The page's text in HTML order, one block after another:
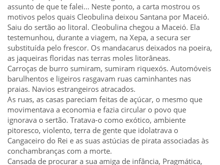
assunto de que te falei... Neste ponto, a carta mostrou os
motivos pelos quais Cleobulina deixou Santana por Maceió.
Saiu do sertão ao litoral. Cleobulina chegou a Maceió. Ela
testemunhou, durante a viagem, na Xepa, a secura ser
substituída pelo frescor. Os mandacarus deixados na poeira,
as jaqueiras floridas nas terras moles litorâneas.
Carroças de burro sumiram, sumiram riquexós. Automóveis
barulhentos e ligeiros rasgavam ruas caminhantes nas
praias. Navios estrangeiros atracados.
As ruas, as casas pareciam feitas de açúcar, o mesmo que
movimentava a economia e fazia circular o povo que
ignorava o sertão. Tratava-o como exótico, ambiente
pitoresco, violento, terra de gente que idolatrava o
Cangaceiro do Rei e as suas astúcias de pirata associadas às
conchambranças com a morte.
Cansada de procurar a sua amiga de infância, Pragmática,